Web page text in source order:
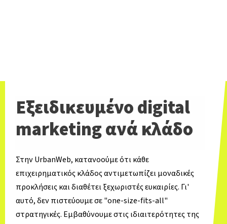
Εξειδικευμένο digital
marketing ανά κλάδο
Στην UrbanWeb, κατανοούμε ότι κάθε
επιχειρηματικός κλάδος αντιμετωπίζει μοναδικές
προκλήσεις και διαθέτει ξεχωριστές ευκαιρίες. Γι'
αυτό, δεν πιστεύουμε σε "one-size-fits-all"
στρατηγικές. Εμβαθύνουμε στις ιδιαιτερότητες της